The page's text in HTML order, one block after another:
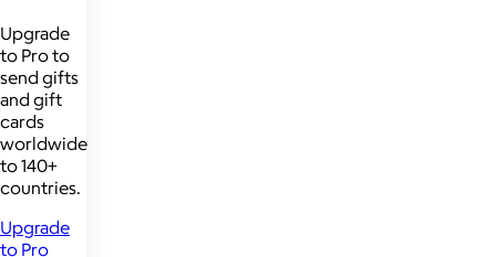
Upgrade
to Pro to
send gifts
and gift
cards
worldwide
to 140+
countries.
Upgrade
to Pro